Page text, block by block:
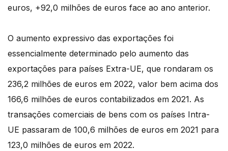
euros, +92,0 milhões de euros face ao ano anterior.
O aumento expressivo das exportações foi
essencialmente determinado pelo aumento das
exportações para países Extra-UE, que rondaram os
236,2 milhões de euros em 2022, valor bem acima dos
166,6 milhões de euros contabilizados em 2021. As
transações comerciais de bens com os países Intra-
UE passaram de 100,6 milhões de euros em 2021 para
123,0 milhões de euros em 2022.